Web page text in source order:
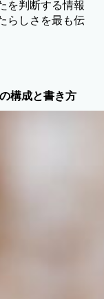
を判断する情報
らしさを最も伝
構成と書き方